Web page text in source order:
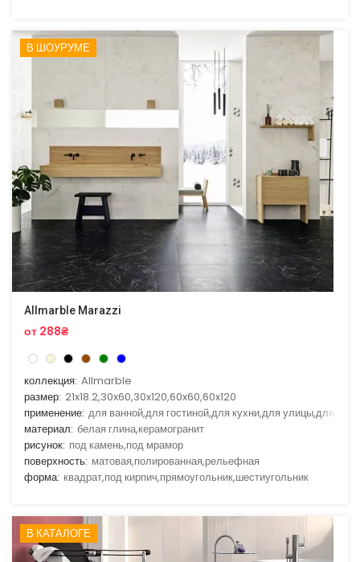
В ШОУРУМЕ
Allmarble Marazzi
от 288₴
коллекция: Allmarble
размер: 21x18.2,30x60,30x120,60x60,60x120
применение: для ванной,для гостиной,для кухни,для улицы,для
материал: белая глина,керамогранит
рисунок: под камень,под мрамор
поверхность: матовая,полированная,рельефная
форма: квадрат,под кирпич,прямоугольник,шестиугольник
В КАТАЛОГЕ